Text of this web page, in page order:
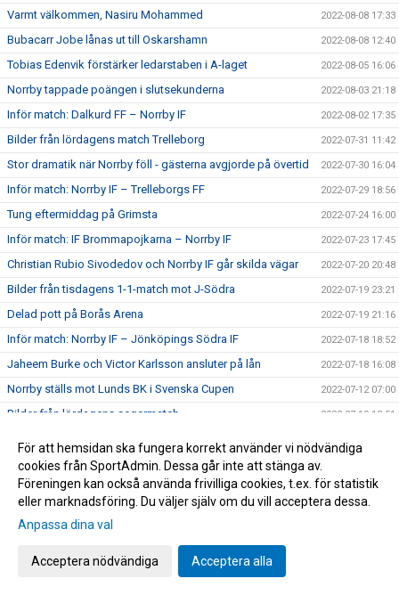
Varmt välkommen, Nasiru Mohammed 2022-08-08 17:33
Bubacarr Jobe lånas ut till Oskarshamn 2022-08-08 12:40
Tobias Edenvik förstärker ledarstaben i A-laget 2022-08-05 16:06
Norrby tappade poängen i slutsekunderna 2022-08-03 21:18
Inför match: Dalkurd FF – Norrby IF 2022-08-02 17:35
Bilder från lördagens match Trelleborg 2022-07-31 11:42
Stor dramatik när Norrby föll - gästerna avgjorde på övertid 2022-07-30 16:04
Inför match: Norrby IF – Trelleborgs FF 2022-07-29 18:56
Tung eftermiddag på Grimsta 2022-07-24 16:00
Inför match: IF Brommapojkarna – Norrby IF 2022-07-23 17:45
Christian Rubio Sivodedov och Norrby IF går skilda vägar 2022-07-20 20:48
Bilder från tisdagens 1-1-match mot J-Södra 2022-07-19 23:21
Delad pott på Borås Arena 2022-07-19 21:16
Inför match: Norrby IF – Jönköpings Södra IF 2022-07-18 18:52
Jaheem Burke och Victor Karlsson ansluter på lån 2022-07-18 16:08
Norrby ställs mot Lunds BK i Svenska Cupen 2022-07-12 07:00
Bilder från lördagens segermatch 2022-07-10 18:51
Inför match: Norrby IF – Västerås SK
Stolpe ut i Skåne - Norrby utan poäng trots massiv press på
slutet
2022-07-05 13:10
Inför match: Trelleborgs FF – Norrby IF
TV: Upplev glädjen efter slutsignalen
För att hemsidan ska fungera korrekt använder vi nödvändiga
cookies från SportAdmin. Dessa går inte att stänga av.
Föreningen kan också använda frivilliga cookies, t.ex. för statistik
eller marknadsföring. Du väljer själv om du vill acceptera dessa.
Anpassa dina val
Acceptera nödvändiga Acceptera alla